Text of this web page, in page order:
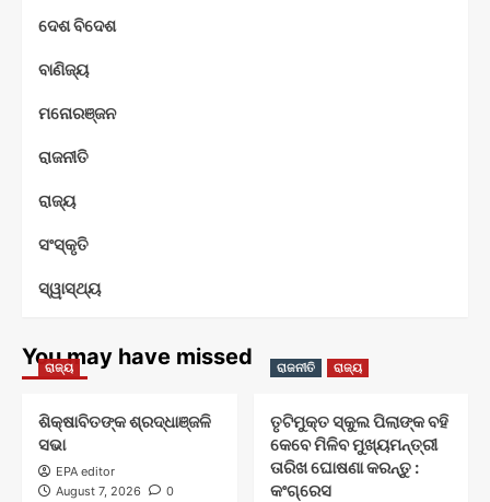
ଦେଶ ବିଦେଶ
ବାଣିଜ୍ୟ
ମନୋରଞ୍ଜନ
ରାଜନୀତି
ରାଜ୍ୟ
ସଂସ୍କୃତି
ସ୍ୱାସ୍ଥ୍ୟ
You may have missed
ରାଜ୍ୟ
ଶିକ୍ଷାବିତଙ୍କ ଶ୍ରଦ୍ଧାଞ୍ଜଳି
ସଭା
EPA editor
August 7, 2026
0
ରାଜନୀତି ରାଜ୍ୟ
ତୃଟିମୁକ୍ତ ସ୍କୁଲ ପିଲାଙ୍କ ବହି
କେବେ ମିଳିବ ମୁଖ୍ୟମନ୍ତ୍ରୀ
ତାରିଖ ଘୋଷଣା କରନ୍ତୁ :
କଂଗ୍ରେସ